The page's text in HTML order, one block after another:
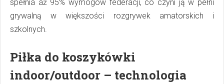
spełnia aż 95% wymogów federacji, co czyni ją w pełni
grywalną w większości rozgrywek amatorskich i
szkolnych.
Piłka do koszykówki
indoor/outdoor – technologia